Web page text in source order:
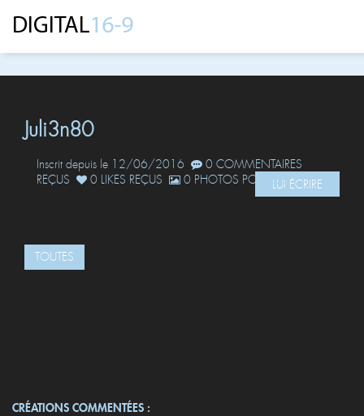
Juli3n80
Inscrit depuis le 12/06/2016
0 COMMENTAIRES
REÇUS
0 LIKES REÇUS 0 PHOTOS POSTÉESLUI ÉCRIRE
TOUTES
CRÉATIONS COMMENTÉES :